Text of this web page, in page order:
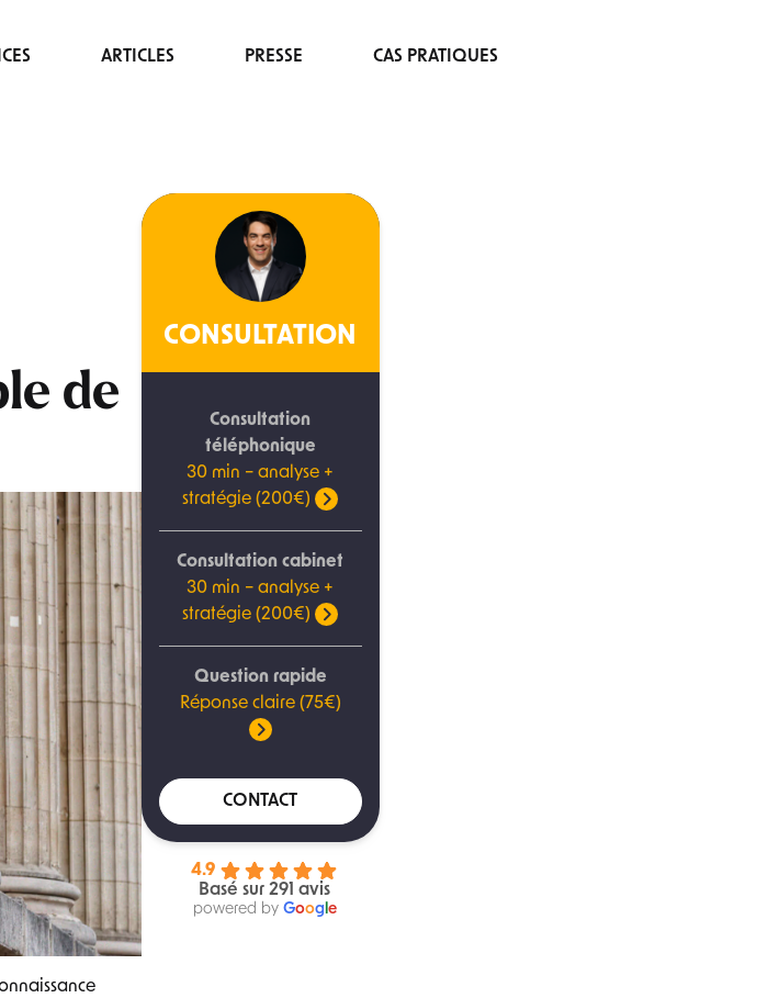
ARTICLES PRESSE CAS PRATIQUES
de
CONSULTATION
Consultation
téléphonique
30 min – analyse +
stratégie (200€)
Consultation cabinet
30 min – analyse +
stratégie (200€)
Question rapide
Réponse claire (75€)
CONTACT
4.9
Basé sur 291 avis
powered by Google